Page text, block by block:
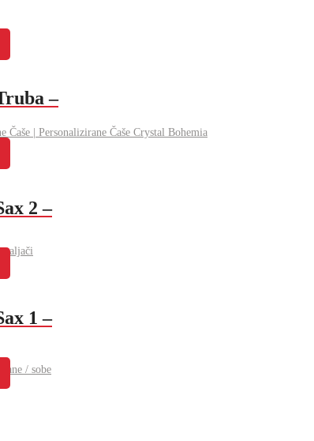
Čaše | Personalizirane Čaše Crystal Bohemia
/ sobe
–
2 –
1 –